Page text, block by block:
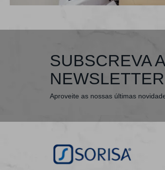
SUBSCREVA
NEWSLETTER
Aproveite as nossas últimas